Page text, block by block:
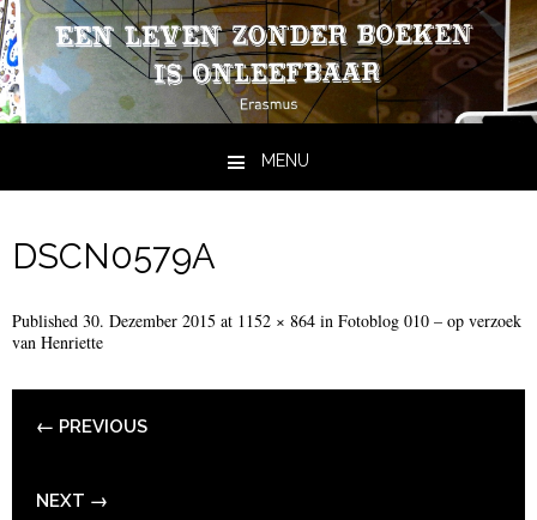
MENU
DSCN0579A
Published 30. Dezember 2015 at 1152 × 864 in Fotoblog 010 – op verzoek
van Henriette
← PREVIOUS
NEXT →